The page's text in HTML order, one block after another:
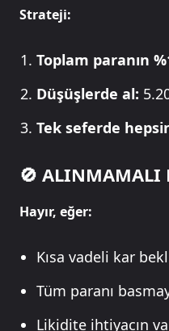
Strateji:
Toplam paranın
Düşüşlerde al:
Tek seferde
🚫 ALINMAMALI
Hayır, eğer:
Kısa vadeli kar
Tüm paranı
Likidite ihtiyacın